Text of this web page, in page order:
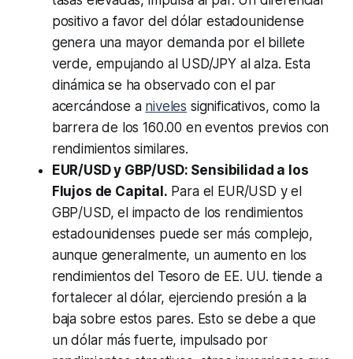
positivo a favor del dólar estadounidense
genera una mayor demanda por el billete
verde, empujando al USD/JPY al alza. Esta
dinámica se ha observado con el par
acercándose a niveles significativos, como la
barrera de los 160.00 en eventos previos con
rendimientos similares.
EUR/USD y GBP/USD: Sensibilidad a los
Flujos de Capital. Para el EUR/USD y el
GBP/USD, el impacto de los rendimientos
estadounidenses puede ser más complejo,
aunque generalmente, un aumento en los
rendimientos del Tesoro de EE. UU. tiende a
fortalecer al dólar, ejerciendo presión a la
baja sobre estos pares. Esto se debe a que
un dólar más fuerte, impulsado por